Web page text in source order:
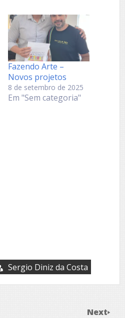
Fazendo Arte –
Novos projetos
8 de setembro de 2025
Em "Sem categoria"
Sergio Diniz da Costa
Next